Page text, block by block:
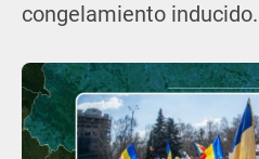
congelamiento inducido.